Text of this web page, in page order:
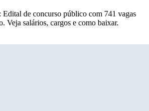
de concurso público com 741 vagas
Veja salários, cargos e como baixar.